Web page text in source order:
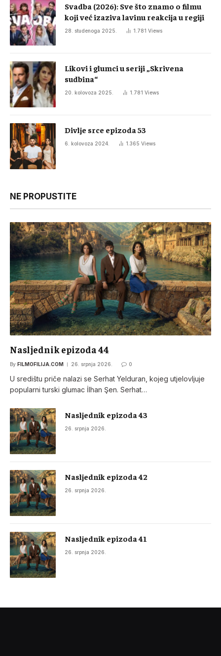
Svadba (2026): Sve što znamo o filmu
koji već izaziva lavinu reakcija u regiji
28. studenoga 2025. 1.781 Views
Likovi i glumci u seriji „Skrivena
sudbina“
20. kolovoza 2025. 1.781 Views
Divlje srce epizoda 53
6. kolovoza 2024. 1.365 Views
NE PROPUSTITE
Nasljednik epizoda 44
By FILMOFILIJA.COM 26. srpnja 2026. 0
U središtu priče nalazi se Serhat Yelduran, kojeg utjelovljuje
popularni turski glumac İlhan Şen. Serhat…
Nasljednik epizoda 43
26. srpnja 2026.
Nasljednik epizoda 42
26. srpnja 2026.
Nasljednik epizoda 41
26. srpnja 2026.